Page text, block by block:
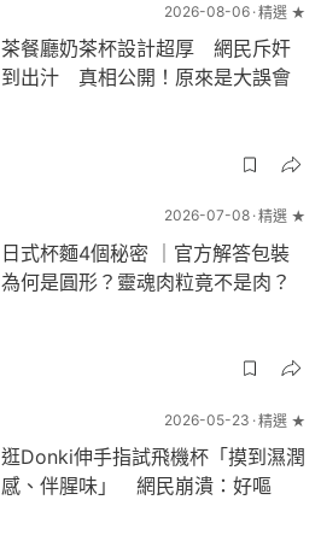
2026-08-06 精選 ★
茶餐廳奶茶杯設計超厚 網民斥奸
到出汁 真相公開！原來是大誤會
2026-07-08 精選 ★
日式杯麵4個秘密 ｜官方解答包裝
為何是圓形？靈魂肉粒竟不是肉？
2026-05-23 精選 ★
逛Donki伸手指試飛機杯「摸到濕潤
感、伴腥味」 網民崩潰：好嘔